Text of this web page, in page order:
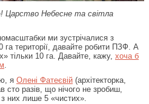
Небесне та світла
ми зустрічалися з
га території, давайте робити ПЗФ. А
тільки 10 га. Давайте, кажу, хоча б
.
я Олені Фатеєвій (архітекторка,
сто разів, що нічого не зробиш,
з них лише 5 «чистих».